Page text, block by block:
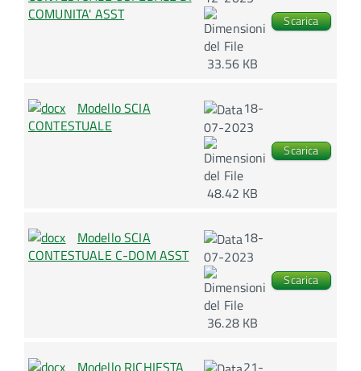
COMUNITA' ASST
33.56 KB
Scarica
Modello SCIA
CONTESTUALE
18-
07-2023
48.42 KB
Scarica
Modello SCIA
CONTESTUALE C-DOM ASST
18-
07-2023
36.28 KB
Scarica
Modello RICHIESTA
21-